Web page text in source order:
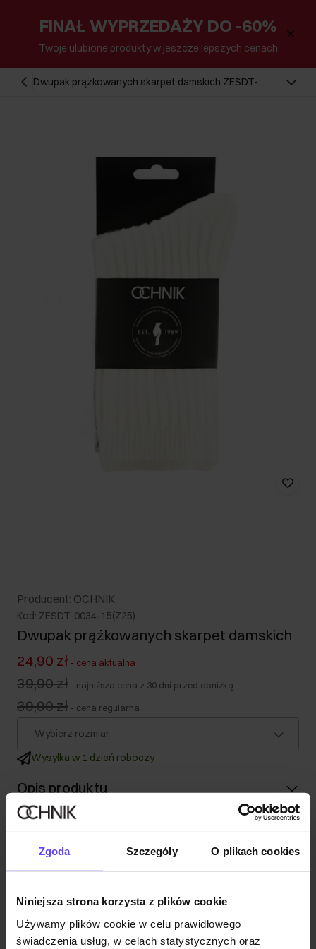
Zgoda Szczegóły O plikach cookies
Niniejsza strona korzysta z plików cookie
Używamy plików cookie w celu prawidłowego
świadczenia usług, w celach statystycznych oraz
FINAŁ WYPRZEDAŻY DO -60%
Twoje ulubione produkty w jeszcze lepszych cenach
Dwupak prążkowanych skarpet damskich ZESDT-
Producent: OCHNIK
Kod: ZESDT-0034-15(Z25)
Dwupak prążkowanych skarpet damskich
24,90 zł - cena aktualna
39,90 zł - najniższa cena z 30 dni przed obniżką
39,90 zł - cena regularna
Wybierz rozmiar
Wysyłka w 1 dzień roboczy
Opis produktu
Szczegóły
Opinie